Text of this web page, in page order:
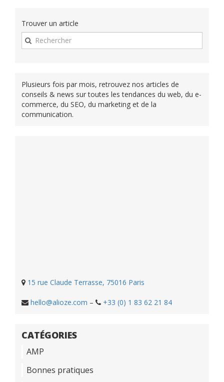
Trouver un article
Plusieurs fois par mois, retrouvez nos articles de
conseils & news sur toutes les tendances du web, du e-
commerce, du SEO, du marketing et de la
communication.
15 rue Claude Terrasse, 75016 Paris
hello@alioze.com – +33 (0) 1 83 62 21 84
CATÉGORIES
AMP
Bonnes pratiques